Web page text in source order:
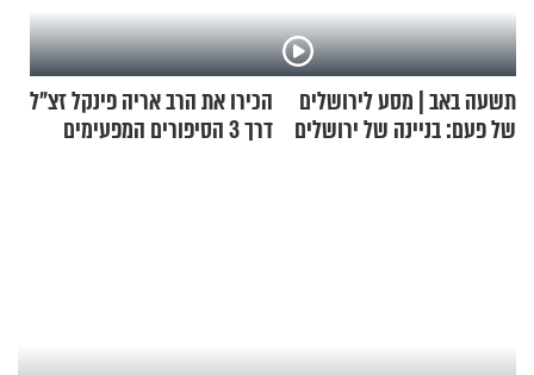
תשעה באב | מסע לירושלים
של פעם: בניינה של ירושלים
הכירו את הרב אריה פינקל זצ"ל
דרך 3 הסיפורים המפעימים